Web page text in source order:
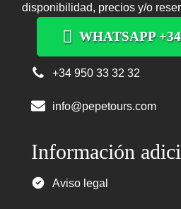
disponibilidad, precios y/o
WHATSAPP
+34 950 33 32 32
info@pepetours.com
Información
Aviso legal